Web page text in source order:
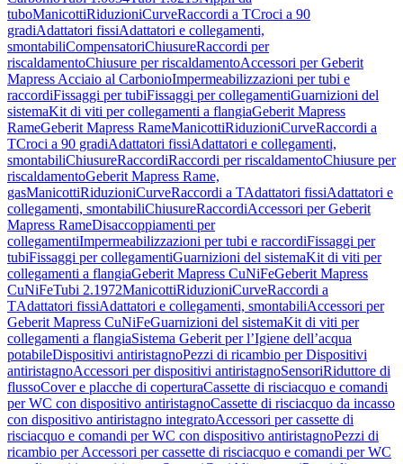
tuboManicottiRiduzioniCurveRaccordi a TCroci a 90
gradiAdattatori fissiAdattatori e collegamenti,
smontabiliCompensatoriChiusureRaccordi per
riscaldamentoChiusure per riscaldamentoAccessori per Geberit
Mapress Acciaio al CarbonioImpermeabilizzazioni per tubi e
raccordiFissaggi per tubiFissaggi per collegamentiGuarnizioni del
sistemaKit di viti per collegamenti a flangiaGeberit Mapress
RameGeberit Mapress RameManicottiRiduzioniCurveRaccordi a
TCroci a 90 gradiAdattatori fissiAdattatori e collegamenti,
smontabiliChiusureRaccordiRaccordi per riscaldamentoChiusure per
riscaldamentoGeberit Mapress Rame,
gasManicottiRiduzioniCurveRaccordi a TAdattatori fissiAdattatori e
collegamenti, smontabiliChiusureRaccordiAccessori per Geberit
Mapress RameDisaccoppiamenti per
collegamentiImpermeabilizzazioni per tubi e raccordiFissaggi per
tubiFissaggi per collegamentiGuarnizioni del sistemaKit di viti per
collegamenti a flangiaGeberit Mapress CuNiFeGeberit Mapress
CuNiFeTubi 2.1972ManicottiRiduzioniCurveRaccordi a
TAdattatori fissiAdattatori e collegamenti, smontabiliAccessori per
Geberit Mapress CuNiFeGuarnizioni del sistemaKit di viti per
collegamenti a flangiaSistema Geberit per l’Igiene dell’acqua
potabileDispositivi antiristagnoPezzi di ricambio per Dispositivi
antiristagnoAccessori per dispositivi antiristagnoSensoriRiduttore di
flussoCover e placche di coperturaCassette di risciacquo e comandi
per WC con dispositivo antiristagnoCassette di risciacquo da incasso
con dispositivo antiristagno integratoAccessori per cassette di
risciacquo e comandi per WC con dispositivo antiristagnoPezzi di
ricambio per Accessori per cassette di risciacquo e comandi per WC